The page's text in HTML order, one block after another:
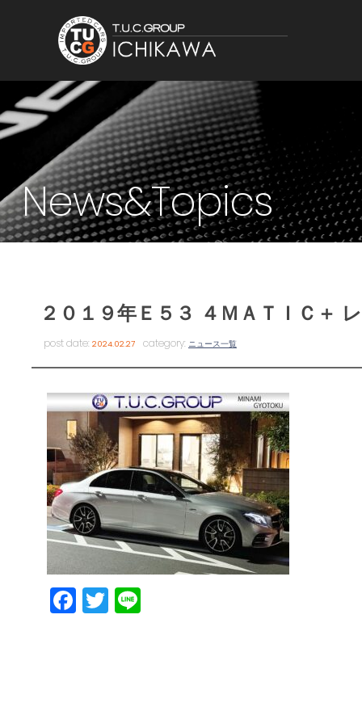
News&Topics
２０１９年Ｅ５３ ４ＭＡＴＩＣ
post date:2024.02.27 category: ニュース一覧
Facebook
Twitter